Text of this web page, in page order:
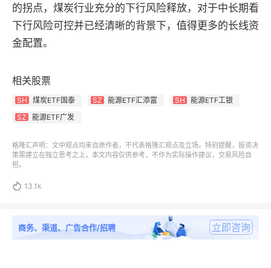
的拐点，煤炭行业充分的下行风险释放，对于中长期看
下行风险可控并已经清晰的背景下，值得更多的长线资
金配置。
相关股票
SH 煤炭ETF国泰 SZ 能源ETF汇添富 SH
能源ETF工银
SZ
能源ETF广发
格隆汇声明：文中观点均来自原作者，不代表格隆汇观点及立场。特别提醒，投资决
策需建立在独立思考之上，本文内容仅供参考，不作为实际操作建议，交易风险自
担。
 13.1k
商务、渠道、广告合作/招聘 立即咨询